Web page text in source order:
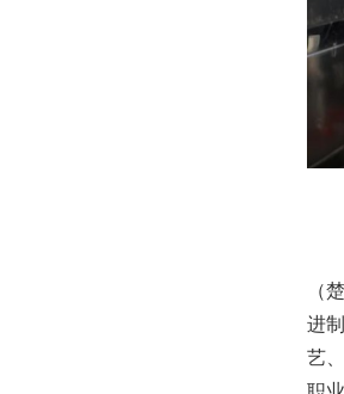
（
进
艺